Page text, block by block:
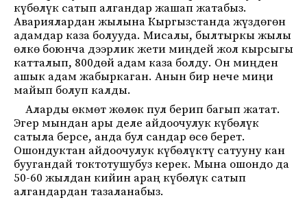
күбөлүк сатып алгандар жашап жатабыз.
Авариялардан жылына Кыргызстанда жүздөгөн
адамдар каза болууда. Мисалы, былтыркы жылы
өлкө боюнча дээрлик жети миңдей жол кырсыгы
катталып, 800дөй адам каза болду. Он миңден
ашык адам жабыркаган. Анын бир нече миңи
майып болуп калды.
Аларды өкмөт жөлөк пул берип багып жатат.
Эгер мындан ары деле айдоочулук күбөлүк
сатыла берсе, анда бул сандар өсө берет.
Ошондуктан айдоочулук күбөлүктү сатууну кан
буугандай токтотушубуз керек. Мына ошондо да
50-60 жылдан кийин араң күбөлүк сатып
алгандардан тазаланабыз.